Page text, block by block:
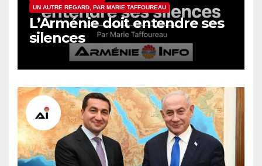
UN AUTRE REGARD, PAR MARIE TAFFOUREAU
L’Arménie doit entendre ses
silences